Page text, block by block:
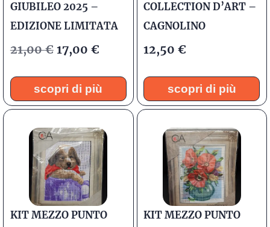
GIUBILEO 2025 –
EDIZIONE LIMITATA
21,00€ 17,00 €
scopri di più
COLLECTION D’ART –
CAGNOLINO
12,50€
scopri di più
KIT MEZZO PUNTO
KIT MEZZO PUNTO